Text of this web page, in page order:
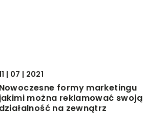
| 07 | 2021
Nowoczesne formy marketingu
jakimi można reklamować swoją
działalność na zewnątrz